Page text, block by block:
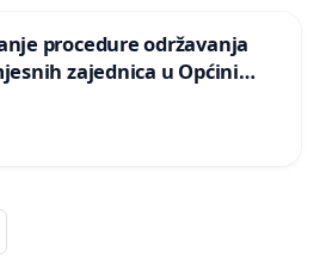
procedure održavanja
zajednica u Općini